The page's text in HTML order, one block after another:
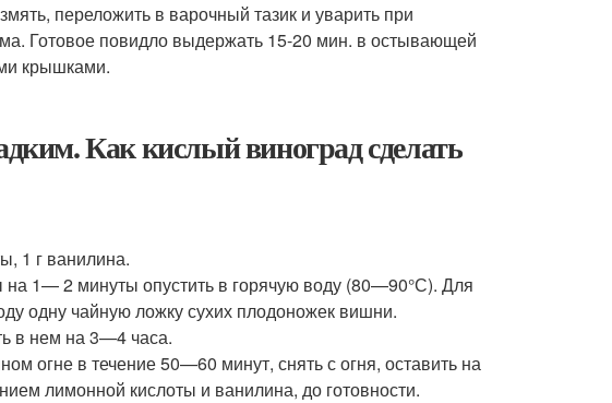
переложить в варочный тазик и уварить при
Готовое повидло выдержать 15-20 мин. в остывающей
крышками.
Как кислый виноград сделать
1 г ванилина.
1— 2 минуты опустить в горячую воду (80—90°С). Для
одну чайную ложку сухих плодоножек вишни.
в нем на 3—4 часа.
огне в течение 50—60 минут, снять с огня, оставить на
лимонной кислоты и ванилина, до готовности.